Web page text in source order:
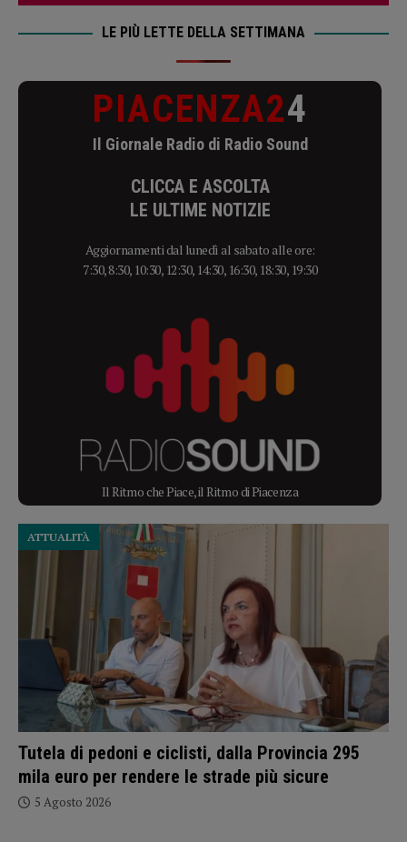
LE PIÙ LETTE DELLA SETTIMANA
PIACENZA24
Il Giornale Radio di Radio Sound
CLICCA E ASCOLTA
LE ULTIME NOTIZIE
Aggiornamenti dal lunedì al sabato alle ore:
7:30, 8:30, 10:30, 12:30, 14:30, 16:30, 18:30, 19:30
Il Ritmo che Piace, il Ritmo di Piacenza
Tutela di pedoni e ciclisti, dalla Provincia 295
mila euro per rendere le strade più sicure
ATTUALITÀ
5 Agosto 2026